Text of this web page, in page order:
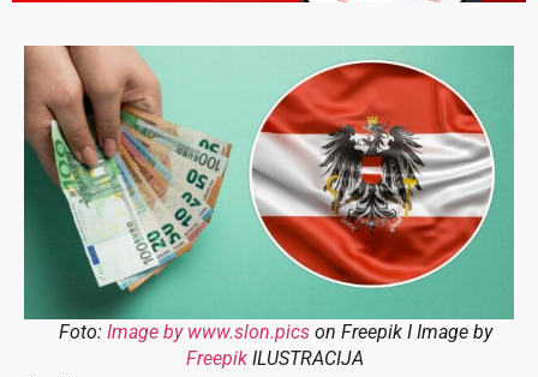
Foto: Image by www.slon.picson Freepik I Image by
Freepik ILUSTRACIJA